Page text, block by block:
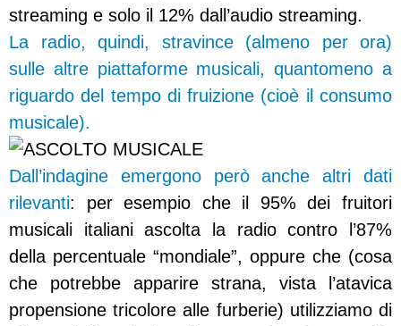
streaming e solo il 12% dall’audio streaming.
La radio, quindi, stravince (almeno per ora)
sulle altre piattaforme musicali, quantomeno a
riguardo del tempo di fruizione (cioè il consumo
musicale).
Dall’indagine emergono però anche altri dati
rilevanti: per esempio che il 95% dei fruitori
musicali italiani ascolta la radio contro l’87%
della percentuale “mondiale”, oppure che (cosa
che potrebbe apparire strana, vista l’atavica
propensione tricolore alle furberie) utilizziamo di